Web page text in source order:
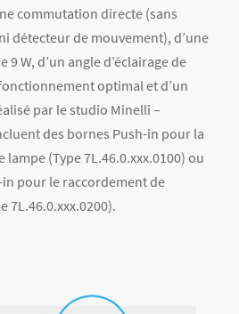
commutation directe (sans
détecteur de mouvement), d’une
W, d’un angle d’éclairage de
optimal et d’un
par le studio Minelli –
des bornes Push-in pour la
lampe (Type 7L.46.0.xxx.0100) ou
pour le raccordement de
7L.46.0.xxx.0200).